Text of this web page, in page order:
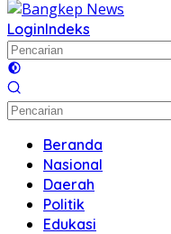
LoginIndeks
Beranda
Nasional
Daerah
Politik
Edukasi